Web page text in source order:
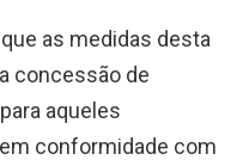
que as medidas desta
concessão de
aqueles
conformidade com